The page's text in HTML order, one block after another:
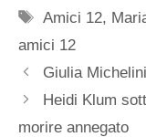
Tag
Amici 12,
amici 12
Giulia
Heidi Klum
morire annegato